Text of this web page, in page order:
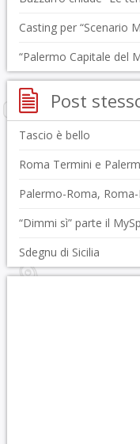
Casting per “Scenario
“Palermo Capitale del
Post
Tascio è bello
Roma Termini e
Palermo-Roma,
“Dimmi sì” parte il
Sdegnu di Sicilia